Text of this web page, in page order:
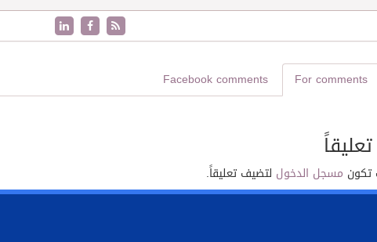
For comments
Facebook comments
تكون مسجل الدخول لتضيف تعليقاً.